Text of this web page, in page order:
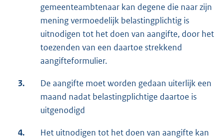
gemeenteambtenaar kan degene die naar zijn
mening vermoedelijk belastingplichtig is
uitnodigen tot het doen van aangifte, door het
toezenden van een daartoe strekkend
aangifteformulier.
3.
De aangifte moet worden gedaan uiterlijk een
maand nadat belastingplichtige daartoe is
uitgenodigd
4. Het uitnodigen tot het doen van aangifte kan